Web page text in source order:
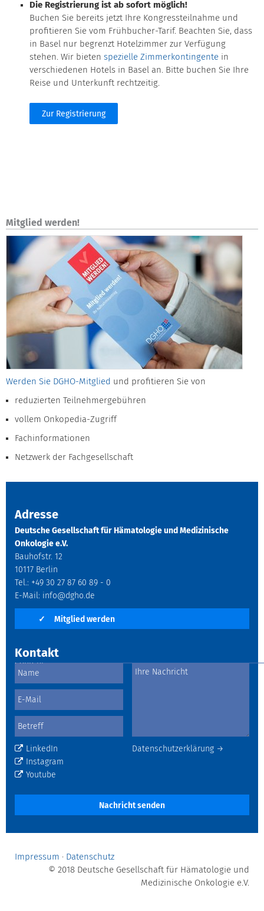
Die Registrierung ist ab sofort möglich!
Buchen Sie bereits jetzt Ihre Kongressteilnahme und
profitieren Sie vom Frühbucher-Tarif. Beachten Sie, dass
in Basel nur begrenzt Hotelzimmer zur Verfügung
stehen. Wir bieten spezielle Zimmerkontingente in
verschiedenen Hotels in Basel an. Bitte buchen Sie Ihre
Reise und Unterkunft rechtzeitig.
Zur Registrierung
Mitglied werden!
Werden Sie DGHO-Mitglied und profitieren Sie von
reduzierten Teilnehmergebühren
vollem Onkopedia-Zugriff
Fachinformationen
Netzwerk der Fachgesellschaft
Adresse
Deutsche Gesellschaft für Hämatologie und Medizinische
Onkologie e.V.
Bauhofstr. 12
10117 Berlin
Tel.: +49 30 27 87 60 89 - 0
E-Mail: info@dgho.de
✓ Mitglied werden
Kontakt
Datenschutzerklärung →
LinkedIn
Instagram
Youtube
Nachricht senden
Impressum · Datenschutz
© 2018 Deutsche Gesellschaft für Hämatologie und
Medizinische Onkologie e.V.